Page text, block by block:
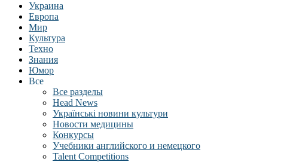
Украина
Европа
Мир
Культура
Техно
Знания
Юмор
Все
Все разделы
Head News
Українські новини культури
Новости медицины
Конкурсы
Учебники английского и немецкого
Talent Competitions